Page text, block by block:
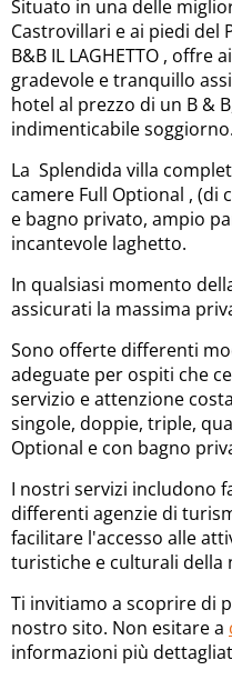
Situato in una delle
Castrovillari e ai piedi del
B&B IL LAGHETTO ,
gradevole e tranquillo
hotel al prezzo di un B &
indimenticabile soggiorno.
La Splendida villa
camere Full Optional , (di
e bagno privato, ampio
incantevole laghetto.
In qualsiasi momento
assicurati la massima
Sono offerte differenti
adeguate per ospiti che
servizio e attenzione
singole, doppie, triple,
Optional e con bagno
I nostri servizi includono
differenti agenzie di
facilitare l'accesso alle
turistiche e culturali della
Ti invitiamo a scoprire di
nostro sito. Non esitare a
informazioni più